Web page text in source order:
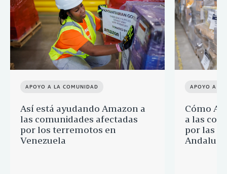
APOYO A LA COMUNIDAD
Así está ayudando Amazon a
las comunidades afectadas
por los terremotos en
Venezuela
APOYO A LA
Cómo
a las
por las